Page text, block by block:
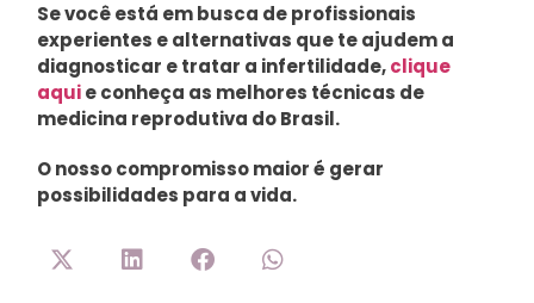
Se você está em busca de profissionais
experientes e alternativas que te ajudem a
diagnosticar e tratar a infertilidade,clique
aquie conheça as melhores técnicas de
medicina reprodutiva do Brasil.
O nosso compromisso maior é gerar
possibilidades para a vida.